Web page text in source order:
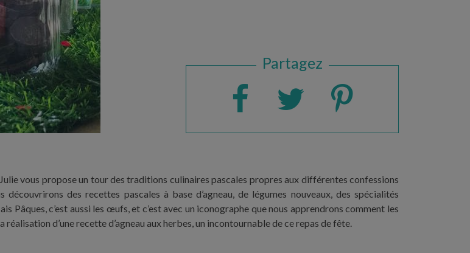
Partagez
vous propose un tour des traditions culinaires pascales propres aux différentes confessions
des recettes pascales à base d’agneau, de légumes nouveaux, des spécialités
Pâques, c’est aussi les œufs, et c’est avec un iconographe que nous apprendrons comment les
d’une recette d’agneau aux herbes, un incontournable de ce repas de fête.